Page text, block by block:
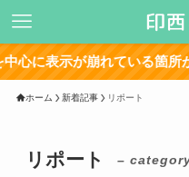
示が崩れている箇所があ
ホーム 新着記事 リポート
リポート –